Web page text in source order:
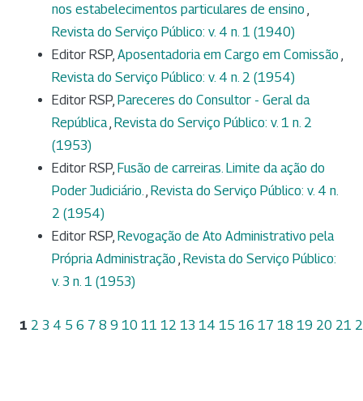
nos estabelecimentos particulares de ensino ,
Revista do Serviço Público: v. 4 n. 1 (1940)
Editor RSP, Aposentadoria em Cargo em Comissão ,
Revista do Serviço Público: v. 4 n. 2 (1954)
Editor RSP, Pareceres do Consultor - Geral da
República, Revista do Serviço Público: v. 1 n. 2
(1953)
Editor RSP, Fusão de carreiras. Limite da ação do
Poder Judiciário., Revista do Serviço Público: v. 4 n.
2 (1954)
Editor RSP, Revogação de Ato Administrativo pela
Própria Administração , Revista do Serviço Público:
v. 3 n. 1 (1953)
1 2 3 4 5 6 7 8 9 10 11 12 13 14 15 16 17 18 19 20 21